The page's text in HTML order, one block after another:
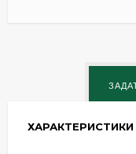
ХАРАКТЕРИСТИКИ